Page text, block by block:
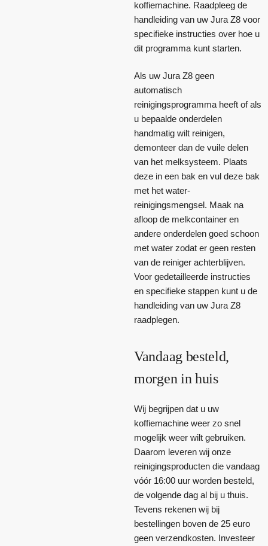
koffiemachine. Raadpleeg de
handleiding van uw Jura Z8 voor
specifieke instructies over hoe u
dit programma kunt starten.
Als uw Jura Z8 geen
automatisch
reinigingsprogramma heeft of als
u bepaalde onderdelen
handmatig wilt reinigen,
demonteer dan de vuile delen
van het melksysteem. Plaats
deze in een bak en vul deze bak
met het water-
reinigingsmengsel. Maak na
afloop de melkcontainer en
andere onderdelen goed schoon
met water zodat er geen resten
van de reiniger achterblijven.
Voor gedetailleerde instructies
en specifieke stappen kunt u de
handleiding van uw Jura Z8
raadplegen.
Vandaag besteld,
morgen in huis
Wij begrijpen dat u uw
koffiemachine weer zo snel
mogelijk weer wilt gebruiken.
Daarom leveren wij onze
reinigingsproducten die vandaag
vóór 16:00 uur worden besteld,
de volgende dag al bij u thuis.
Tevens rekenen wij bij
bestellingen boven de 25 euro
geen verzendkosten. Investeer